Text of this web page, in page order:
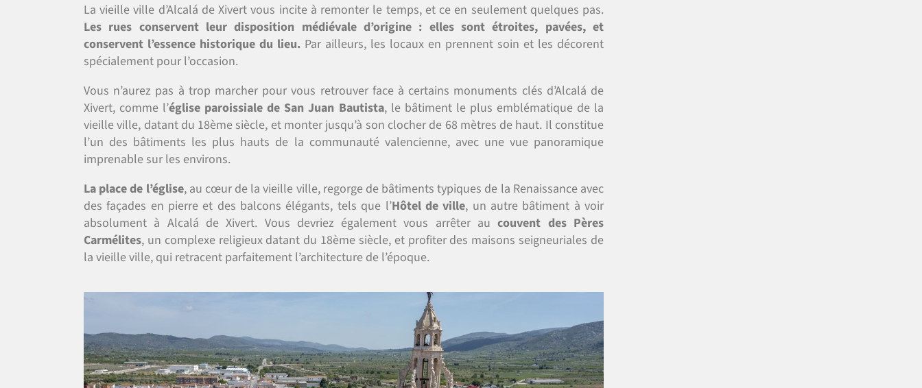
La vieille ville d’Alcalá de Xivert vous incite à remonter le temps, et ce en seulement quelques pas.
Les rues conservent leur disposition médiévale d’origine : elles sont étroites, pavées, et
conservent l’essence historique du lieu. Par ailleurs, les locaux en prennent soin et les décorent
spécialement pour l’occasion.
Vous n’aurez pas à trop marcher pour vous retrouver face à certains monuments clés d’Alcalá de
Xivert, comme l’église paroissiale de San Juan Bautista, le bâtiment le plus emblématique de la
vieille ville, datant du 18ème siècle, et monter jusqu’à son clocher de 68 mètres de haut. Il constitue
l’un des bâtiments les plus hauts de la communauté valencienne, avec une vue panoramique
imprenable sur les environs.
La place de l’église, au cœur de la vieille ville, regorge de bâtiments typiques de la Renaissance avec
des façades en pierre et des balcons élégants, tels que l’Hôtel de ville, un autre bâtiment à voir
absolument à Alcalá de Xivert. Vous devriez également vous arrêter aucouvent des Pères
Carmélites, un complexe religieux datant du 18ème siècle, et profiter des maisons seigneuriales de
la vieille ville, qui retracent parfaitement l’architecture de l’époque.